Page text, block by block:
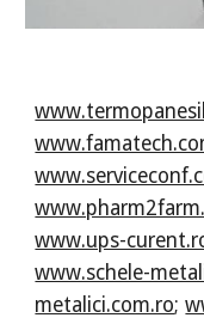
www.ups-
www.schele-
metalici.com.ro;